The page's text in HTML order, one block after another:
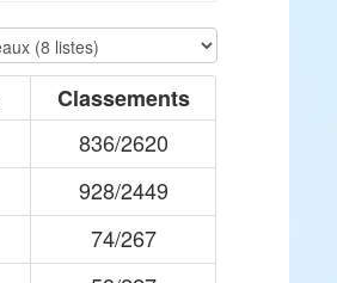
Classements
836/2620
928/2449
74/267